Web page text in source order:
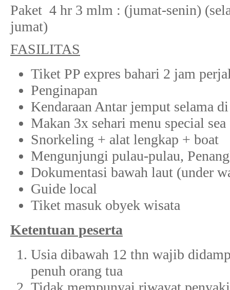
Paket 4 hr 3 mlm : (jumat-senin)
jumat)
FASILITAS
Tiket PP expres bahari 2 jam
Penginapan
Kendaraan Antar jemput selama
Makan 3x sehari menu special
Snorkeling + alat lengkap + boat
Mengunjungi pulau-pulau,
Dokumentasi bawah laut (under
Guide local
Tiket masuk obyek wisata
Ketentuan peserta
Usia dibawah 12 thn wajib
penuh orang tua